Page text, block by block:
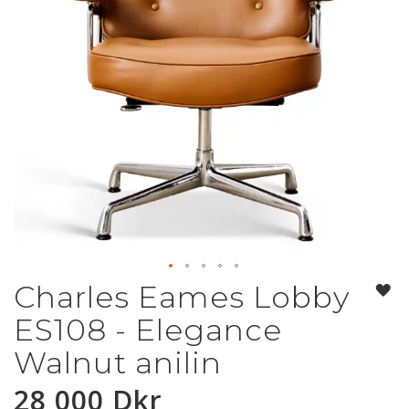
Hoppa
till
början
av
bildgalleriet
Charles Eames Lobby
ES108 - Elegance
Walnut anilin
28 000 Dkr